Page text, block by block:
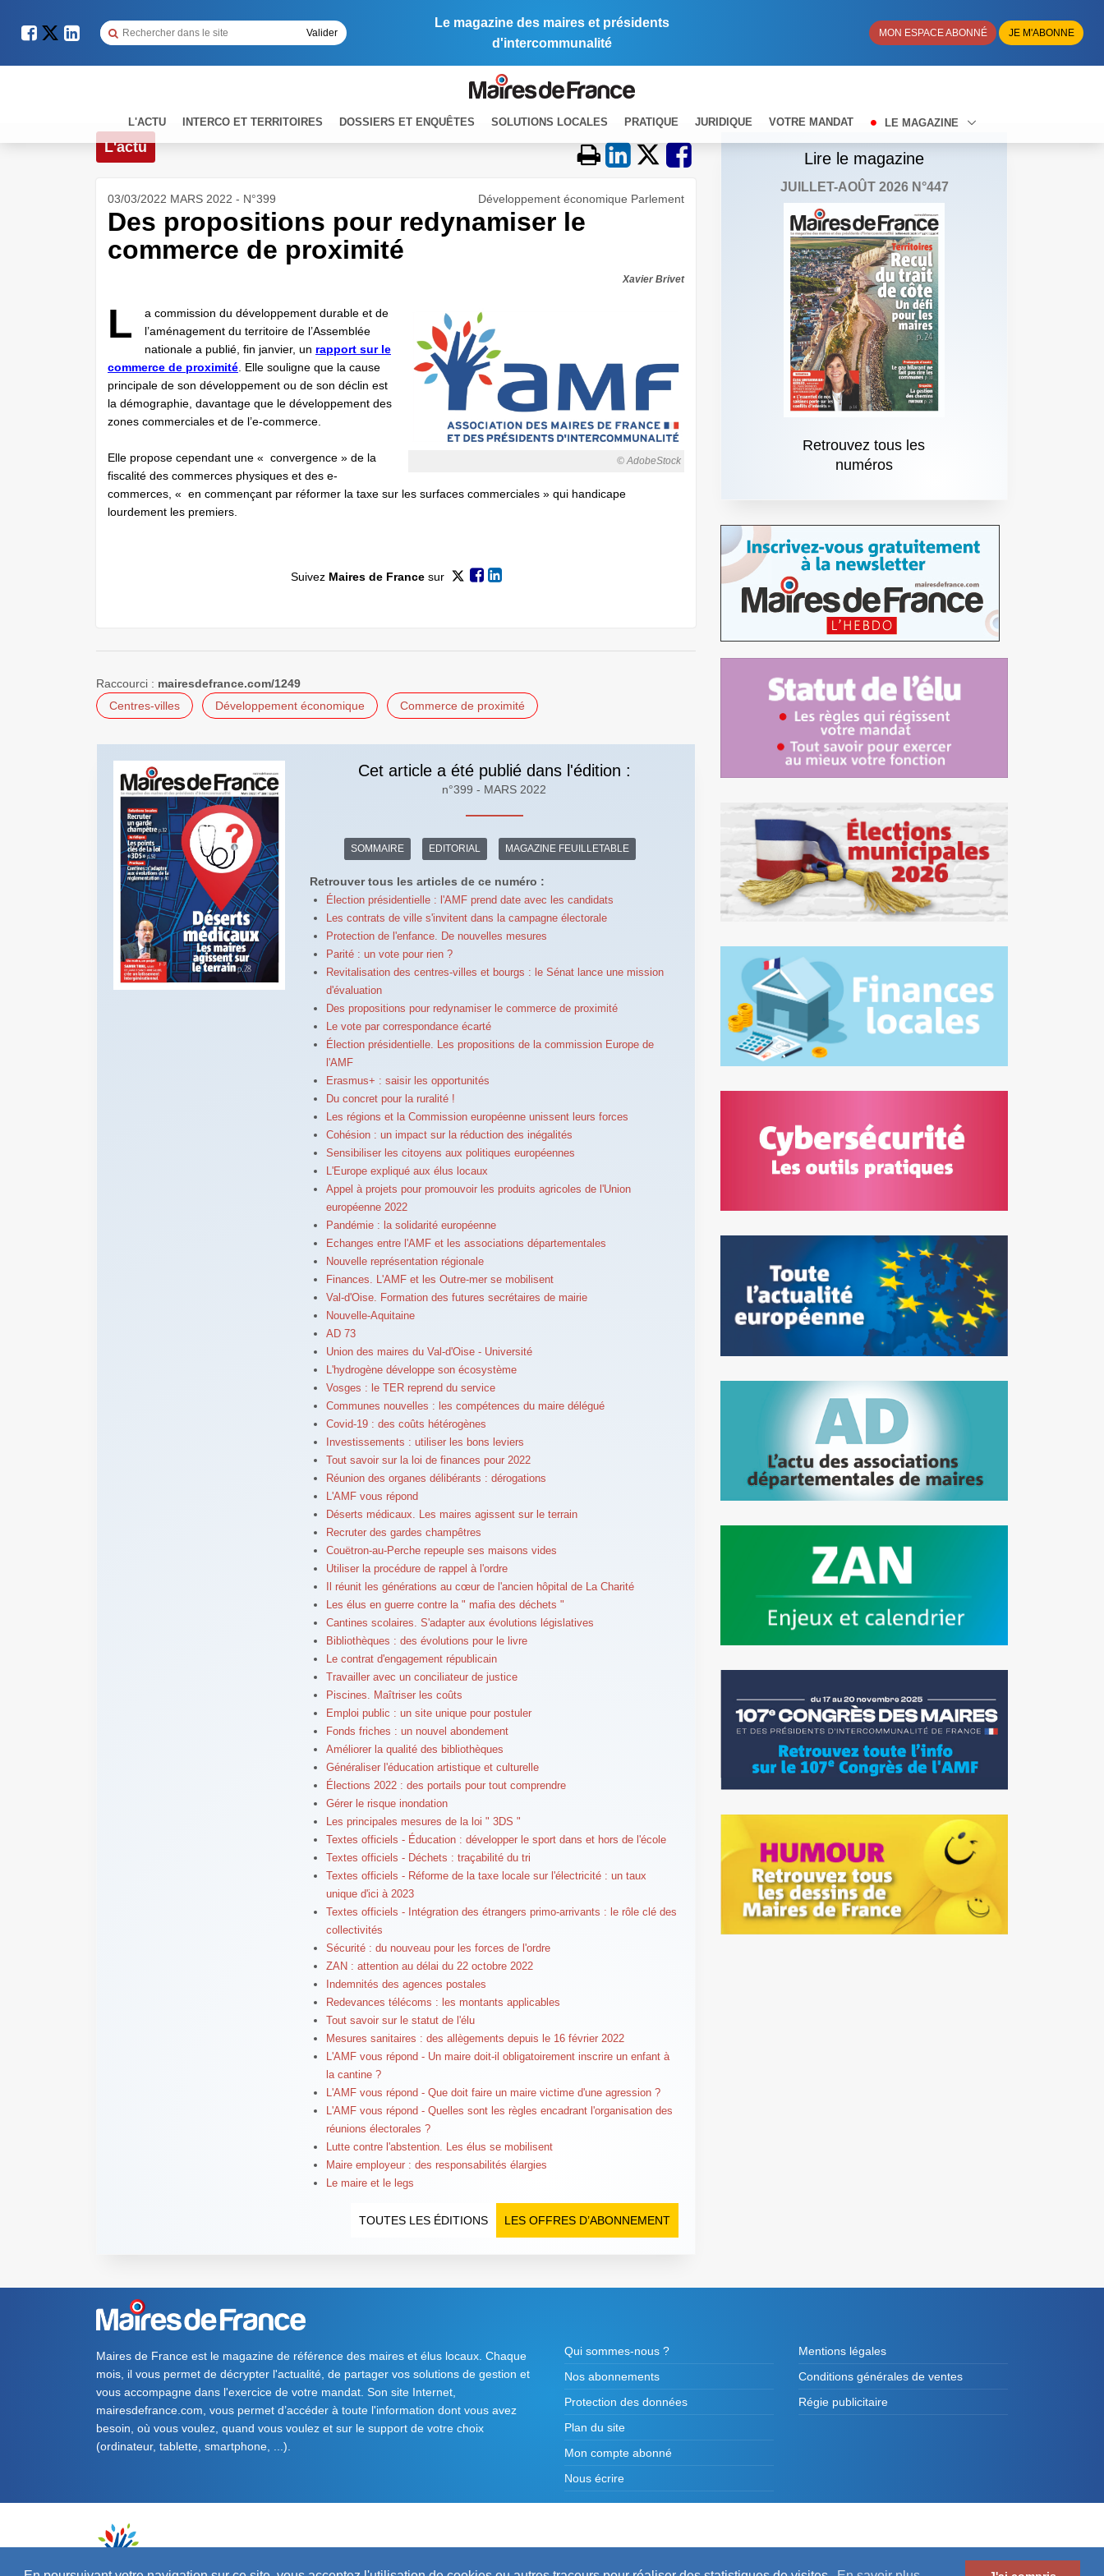
Le magazine des maires et présidents
d'intercommunalité
MON ESPACE ABONNÉ JE M'ABONNE
L'ACTU INTERCO ET TERRITOIRES DOSSIERS ET ENQUÊTES SOLUTIONS LOCALES PRATIQUE JURIDIQUE VOTRE MANDAT LE MAGAZINE
L'actu
03/03/2022 MARS 2022 - N°399 Développement économique Parlement
Des propositions pour redynamiser le
commerce de proximité
Xavier Brivet
© AdobeStock
L
a commission du développement durable et de
l’aménagement du territoire de l’Assemblée
nationale a publié, fin janvier, un rapport sur le
commerce de proximité . Elle souligne que la cause
principale de son développement ou de son déclin est
la démographie, davantage que le développement des
zones commerciales et de l’e-commerce.
Elle propose cependant une « convergence » de la
fiscalité des commerces physiques et des e-
commerces, « en commençant par réformer la taxe sur les surfaces commerciales » qui handicape
lourdement les premiers.
Suivez Maires de Francesur
Raccourci : mairesdefrance.com/1249
Centres-villes
Développement économique Commerce de proximité
Cet article a été publié dans l'édition :
n°399 - MARS 2022
SOMMAIRE EDITORIAL MAGAZINE FEUILLETABLE
Retrouver tous les articles de ce numéro :
Élection présidentielle : l'AMF prend date avec les candidats
Les contrats de ville s'invitent dans la campagne électorale
Protection de l'enfance. De nouvelles mesures
Parité : un vote pour rien ?
Revitalisation des centres-villes et bourgs : le Sénat lance une mission
d'évaluation
Des propositions pour redynamiser le commerce de proximité
Le vote par correspondance écarté
Élection présidentielle. Les propositions de la commission Europe de
l'AMF
Erasmus+ : saisir les opportunités
Du concret pour la ruralité !
Les régions et la Commission européenne unissent leurs forces
Cohésion : un impact sur la réduction des inégalités
Sensibiliser les citoyens aux politiques européennes
L'Europe expliqué aux élus locaux
Appel à projets pour promouvoir les produits agricoles de l'Union
européenne 2022
Pandémie : la solidarité européenne
Echanges entre l'AMF et les associations départementales
Nouvelle représentation régionale
Finances. L'AMF et les Outre-mer se mobilisent
Val-d'Oise. Formation des futures secrétaires de mairie
Nouvelle-Aquitaine
AD 73
Union des maires du Val-d'Oise - Université
L'hydrogène développe son écosystème
Vosges : le TER reprend du service
Communes nouvelles : les compétences du maire délégué
Covid-19 : des coûts hétérogènes
Investissements : utiliser les bons leviers
Tout savoir sur la loi de finances pour 2022
Réunion des organes délibérants : dérogations
L'AMF vous répond
Déserts médicaux. Les maires agissent sur le terrain
Recruter des gardes champêtres
Couëtron-au-Perche repeuple ses maisons vides
Utiliser la procédure de rappel à l'ordre
Il réunit les générations au cœur de l'ancien hôpital de La Charité
Les élus en guerre contre la " mafia des déchets "
Cantines scolaires. S'adapter aux évolutions législatives
Bibliothèques : des évolutions pour le livre
Le contrat d'engagement républicain
Travailler avec un conciliateur de justice
Piscines. Maîtriser les coûts
Emploi public : un site unique pour postuler
Fonds friches : un nouvel abondement
Améliorer la qualité des bibliothèques
Généraliser l'éducation artistique et culturelle
Élections 2022 : des portails pour tout comprendre
Gérer le risque inondation
Les principales mesures de la loi " 3DS "
Textes officiels - Éducation : développer le sport dans et hors de l'école
Textes officiels - Déchets : traçabilité du tri
Textes officiels - Réforme de la taxe locale sur l'électricité : un taux
unique d'ici à 2023
Textes officiels - Intégration des étrangers primo-arrivants : le rôle clé des
collectivités
Sécurité : du nouveau pour les forces de l'ordre
ZAN : attention au délai du 22 octobre 2022
Indemnités des agences postales
Redevances télécoms : les montants applicables
Tout savoir sur le statut de l'élu
Mesures sanitaires : des allègements depuis le 16 février 2022
L'AMF vous répond - Un maire doit-il obligatoirement inscrire un enfant à
la cantine ?
L'AMF vous répond - Que doit faire un maire victime d'une agression ?
L'AMF vous répond - Quelles sont les règles encadrant l'organisation des
réunions électorales ?
Lutte contre l'abstention. Les élus se mobilisent
Maire employeur : des responsabilités élargies
Le maire et le legs
LES OFFRES D’ABONNEMENT
TOUTES LES ÉDITIONS
Lire le magazine
JUILLET-AOÛT 2026 N°447
Retrouvez tous les
numéros
Maires de France est le magazine de référence des maires et élus locaux. Chaque
mois, il vous permet de décrypter l'actualité, de partager vos solutions de gestion et
vous accompagne dans l'exercice de votre mandat. Son site Internet,
mairesdefrance.com, vous permet d’accéder à toute l'information dont vous avez
besoin, où vous voulez, quand vous voulez et sur le support de votre choix
(ordinateur, tablette, smartphone, ...).
Qui sommes-nous ?
Nos abonnements
Protection des données
Plan du site
Mon compte abonné
Nous écrire
Mentions légales
Conditions générales de ventes
Régie publicitaire
Maires de France / Association des Maires de France et des Présidents d'Intercommunalité